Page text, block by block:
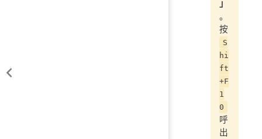
」
。
按
S
hi
ft
+F
1
0
呼
出